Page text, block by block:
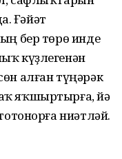
Ғәйәт
бер төрө инде
күҙлегенән
алған түңәрәк
яҡшыртырға, йә
ниәтләй.